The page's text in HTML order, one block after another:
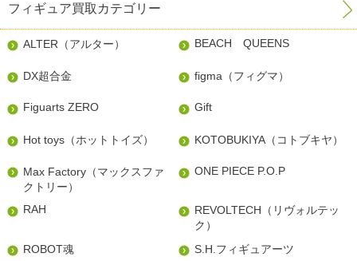
フィギュア買取カテゴリー
ALTER（アルター） BEACH QUEENS
DX超合金 figma（フィグマ）
Figuarts ZERO Gift
Hot toys（ホットトイズ） KOTOBUKIYA（コトブキヤ）
Max Factory（マックスファ
クトリー）
ONE PIECE P.O.P
RAH
REVOLTECH（リヴォルテッ
ク）
ROBOT魂
S.H.フィギュアーツ